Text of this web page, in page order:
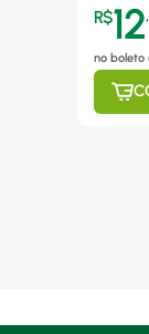
R$12,
no boleto